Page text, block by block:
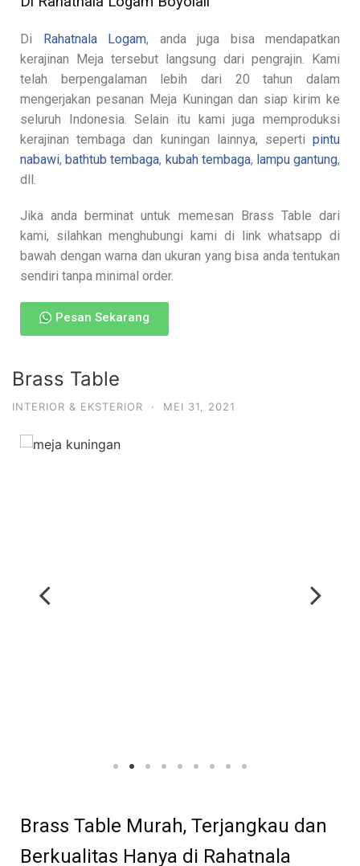
Di Rahatnala Logam, anda juga bisa mendapatkan
kerajinan Meja tersebut langsung dari pengrajin. Kami
telah berpengalaman lebih dari 20 tahun dalam
mengerjakan pesanan Meja Kuningan dan siap kirim ke
seluruh Indonesia. Selain itu kami juga memproduksi
kerajinan tembaga dan kuningan lainnya, seperti pintu
nabawi,bathtub tembaga, kubah tembaga, lampu gantung,
dll.
Jika anda berminat untuk memesan Brass Table dari
kami, silahkan menghubungi kami di link whatsapp di
bawah dengan warna dan ukuran yang bisa anda tentukan
sendiri tanpa minimal order.
Pesan Sekarang
Brass Table
INTERIOR & EKSTERIOR · MEI 31, 2021
Brass Table Murah, Terjangkau dan
Berkualitas Hanya di Rahatnala